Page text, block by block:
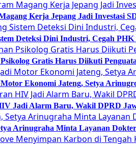
Kerja Jepang Jadi Investasi
Deteksi Dini Industri, Cegah PHK
Gratis Harus Diikuti
Ekonomi Jateng, Setya
Jadi Alarm Baru, Wakil DPRD
Arinugraha Minta Layanan